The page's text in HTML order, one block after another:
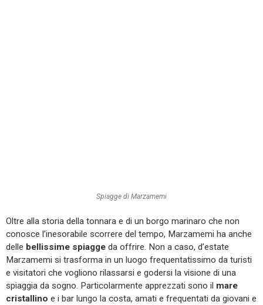
Spiagge di Marzamemi
Oltre alla storia della tonnara e di un borgo marinaro che non
conosce l’inesorabile scorrere del tempo, Marzamemi ha anche
delle bellissime spiagge da offrire. Non a caso, d’estate
Marzamemi si trasforma in un luogo frequentatissimo da turisti
e visitatori che vogliono rilassarsi e godersi la visione di una
spiaggia da sogno. Particolarmente apprezzati sono il mare
cristallino e i bar lungo la costa, amati e frequentati da giovani e